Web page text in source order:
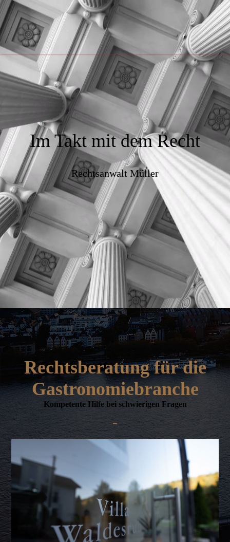
Im Takt mit dem Recht
Rechtsanwalt Müller
Rechtsberatung für die
Gastronomiebranche
Kompetente Hilfe bei schwierigen Fragen
–